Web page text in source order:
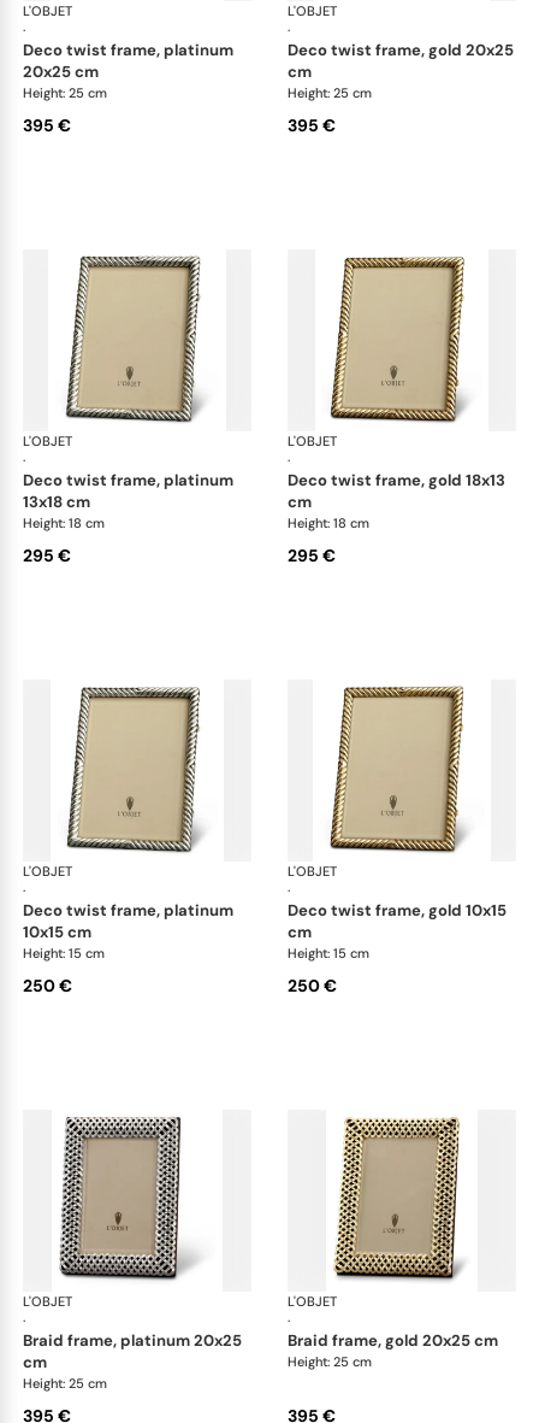
L'OBJET
·
Picture Frames
deco twist frame, platinum
20x25 cm
Height: 25 cm
395 €
L'OBJET
·
deco twist frame, gold 20x25
cm
Height: 25 cm
395 €
L'OBJET
·
Picture Frames
deco twist frame, platinum
13x18 cm
Height: 18 cm
295 €
L'OBJET
·
deco twist frame, gold 18x13
cm
Height: 18 cm
295 €
L'OBJET
·
Picture Frames
deco twist frame, platinum
10x15 cm
Height: 15 cm
250 €
L'OBJET
·
deco twist frame, gold 10x15
cm
Height: 15 cm
250 €
L'OBJET
·
Picture Frames
braid frame, platinum 20x25
cm
Height: 25 cm
395 €
L'OBJET
·
braid frame, gold 20x25 cm
Height: 25 cm
395 €